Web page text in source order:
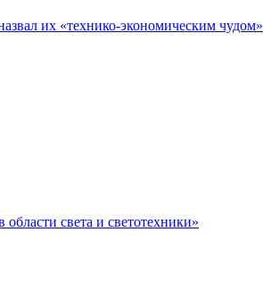
их «технико-экономическим чудом»
света и светотехники»